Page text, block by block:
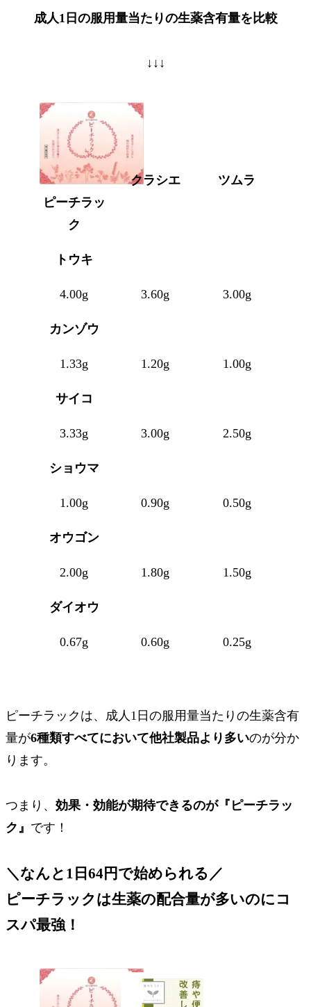
成人1日の服用量当たりの生薬含有量を比較
↓↓↓
ピーチラッ
ク
クラシエ ツムラ
トウキ
4.00g 3.60g 3.00g
カンゾウ
1.33g 1.20g 1.00g
サイコ
3.33g 3.00g 2.50g
ショウマ
1.00g 0.90g 0.50g
オウゴン
2.00g 1.80g 1.50g
ダイオウ
0.67g 0.60g 0.25g
ピーチラックは、成人1日の服用量当たりの生薬含有
量が6種類すべてにおいて他社製品より多いのが分か
ります。
つまり、 効果・効能が期待できるのが『ピーチラッ
ク』 です！
＼なんと1日64円で始められる／
ピーチラックは生薬の配合量が多いのに コ
スパ最強 ！